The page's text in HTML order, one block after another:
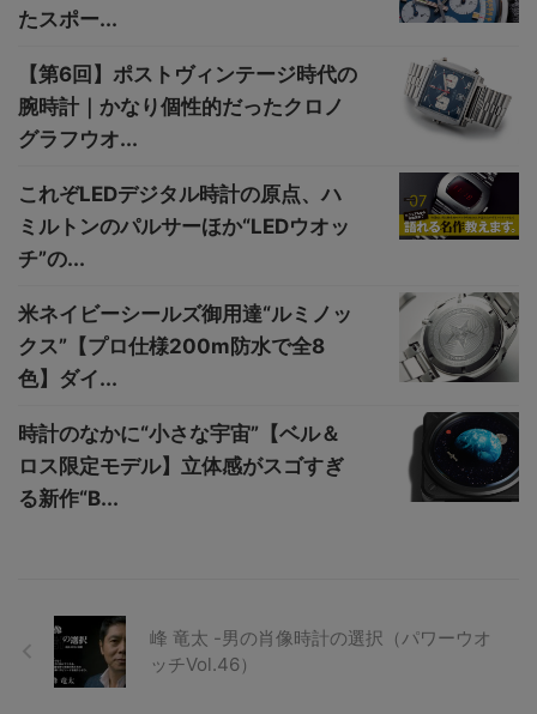
たスポー...
【第6回】ポストヴィンテージ時代の
腕時計｜かなり個性的だったクロノ
グラフウオ...
これぞLEDデジタル時計の原点、ハ
ミルトンのパルサーほか“LEDウオッ
チ”の...
米ネイビーシールズ御用達“ルミノッ
クス”【プロ仕様200m防水で全8
色】ダイ...
時計のなかに“小さな宇宙”【ベル＆
ロス限定モデル】立体感がスゴすぎ
る新作“B...
峰 竜太 -男の肖像時計の選択（パワーウオ
ッチVol.46）